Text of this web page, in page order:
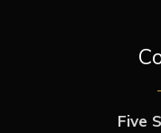
Five